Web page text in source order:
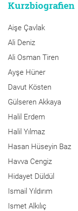
Kurzbiografien
Aişe Çavlak
Ali Deniz
Ali Osman Tiren
Ayşe Hüner
Davut Kösten
Gülseren Akkaya
Halil Erdem
Halil Yılmaz
Hasan Hüseyin Baz
Havva Cengiz
Hidayet Düldül
Ismail Yıldırım
Ismet Alkılıç